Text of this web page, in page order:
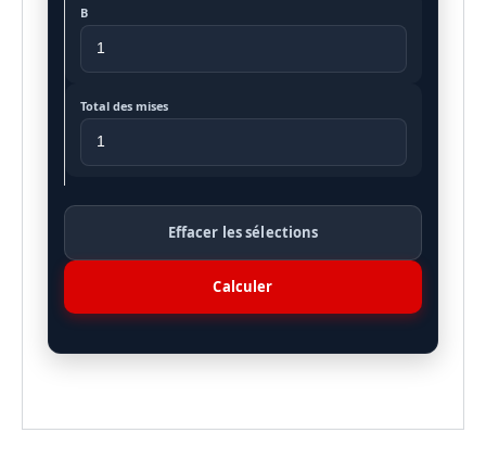
B
Total des mises
Effacer les sélections
Calculer